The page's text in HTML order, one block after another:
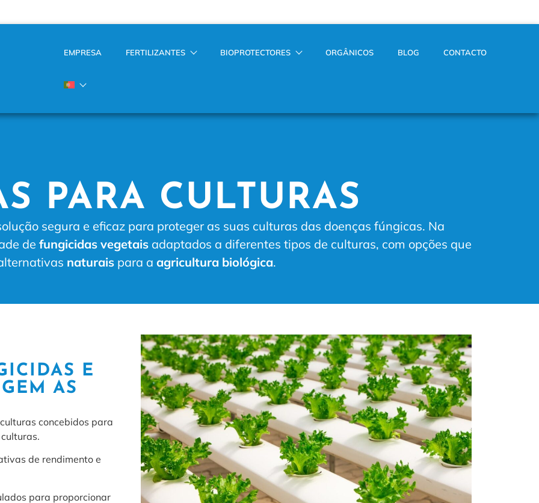
EMPRESA FERTILIZANTES BIOPROTECTORES ORGÂNICOS BLOG CONTACTO
PARA CULTURAS
segura e eficaz para proteger as suas culturas das doenças fúngicas. Na
de fungicidas vegetais adaptados a diferentes tipos de culturas, com opções que
naturais para a agricultura biológica.
E
AS
concebidos para
de rendimento e
para proporcionar